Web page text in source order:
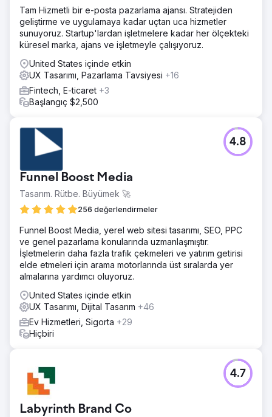
Geldiniz E-postası Serisiyle Yeni Kullanıcıları Başarıya
Hazırlayın Üçüncü Aşama: Ücretsiz Kullanıcıları Dönüştürün
Dördüncü Aşama: Değer Paketli E-postalarla Ücretsiz ve
Premium Kullanıcıları Elde Tutun
Sonuç
SaaS Müşterimizin E-posta Listesini (20x), Premium
Kullanıcı Sayısını (30x) ve Gelirini (34x) Büyütmesine
Yardımcı Olduk
Tam Hizmetli bir e-posta pazarlama ajansı. Stratejiden
geliştirme ve uygulamaya kadar uçtan uca hizmetler
sunuyoruz. Startup'lardan işletmelere kadar her ölçekteki
küresel marka, ajans ve işletmeyle çalışıyoruz.
United States içinde etkin
UX Tasarımı, Pazarlama Tavsiyesi +16
Fintech, E-ticaret +3
Başlangıç $2,500
Funnel Boost Media
Tasarım. Rütbe. Büyümek 🚀
256 değerlendirmeler
4.8
Funnel Boost Media, yerel web sitesi tasarımı, SEO, PPC
ve genel pazarlama konularında uzmanlaşmıştır.
İşletmelerin daha fazla trafik çekmeleri ve yatırım getirisi
elde etmeleri için arama motorlarında üst sıralarda yer
almalarına yardımcı oluyoruz.
United States içinde etkin
UX Tasarımı, Dijital Tasarım +46
Ev Hizmetleri, Sigorta +29
Hiçbiri
Labyrinth Brand Co
4.7